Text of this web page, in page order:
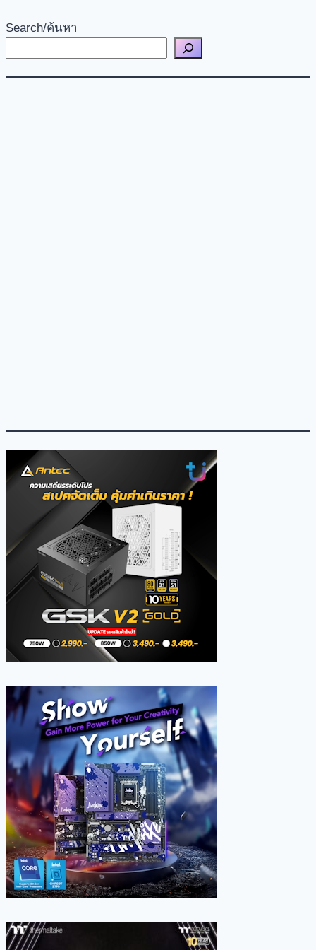
Search/ค้นหา